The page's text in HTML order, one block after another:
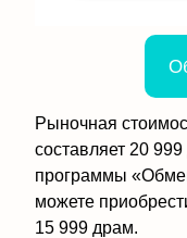
Рыночная
составляет 20
программы
можете
15 999 драм.